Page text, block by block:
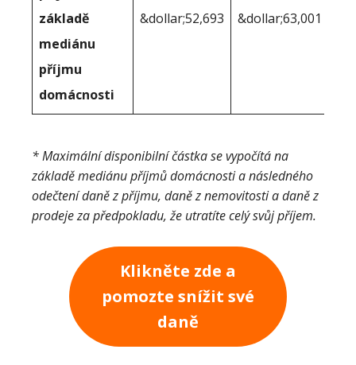
základě
mediánu
příjmu
domácnosti
&dollar;52,693 &dollar;63,001
* Maximální disponibilní částka se vypočítá na
základě mediánu příjmů domácnosti a následného
odečtení daně z příjmu, daně z nemovitosti a daně z
prodeje za předpokladu, že utratíte celý svůj příjem.
Klikněte zde a
pomozte snížit své
daně